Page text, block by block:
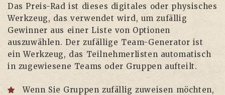
Das Preis-Rad ist dieses digitales oder physisches
Werkzeug, das verwendet wird, um zufällig
Gewinner aus einer Liste von Optionen
auszuwählen. Der zufällige Team-Generator ist
ein Werkzeug, das Teilnehmerlisten automatisch
in zugewiesene Teams oder Gruppen aufteilt.
Wenn Sie Gruppen zufällig zuweisen möchten,